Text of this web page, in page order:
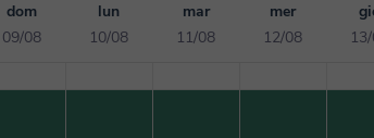
dom
09/08
lun
10/08
mar
11/08
mer
12/08